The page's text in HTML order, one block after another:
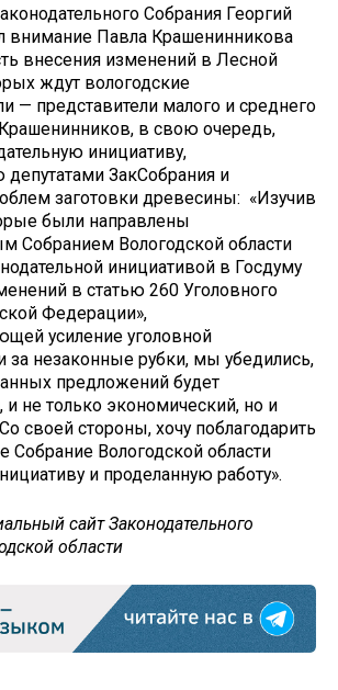
Собрания Георгий
внимание Павла Крашенинникова
внесения изменений в Лесной
ждут вологодские
— представители малого и среднего
в свою очередь,
инициативу,
депутатами ЗакСобрания и
заготовки древесины: «Изучив
были направлены
Собранием Вологодской области
инициативой в Госдуму
в статью 260 Уголовного
Федерации»,
усиление уголовной
за незаконные рубки, мы убедились,
предложений будет
не только экономический, но и
своей стороны, хочу поблагодарить
Собрание Вологодской области
и проделанную работу».
сайт Законодательного
области